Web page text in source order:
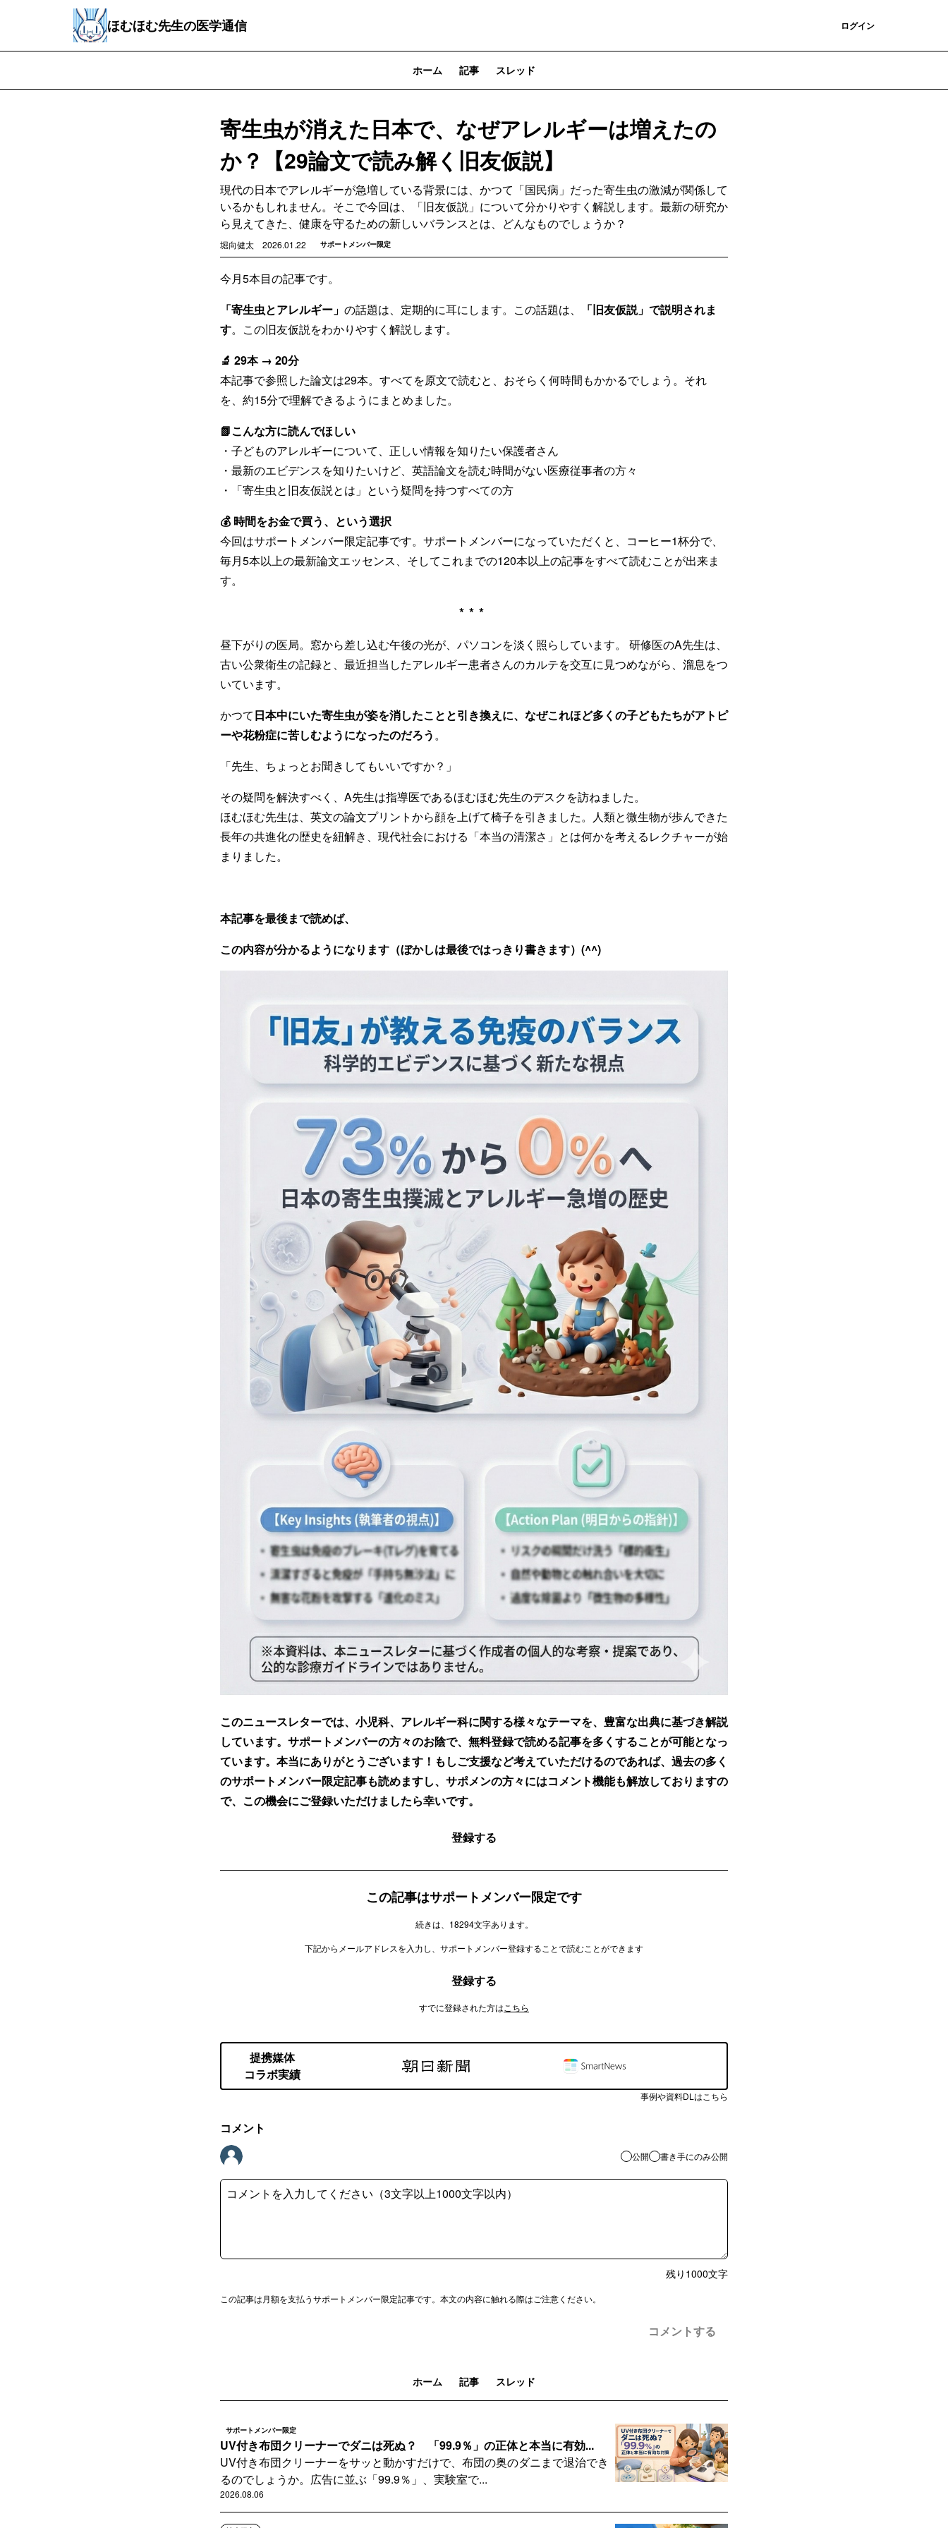
ほむほむ先生の医学通信 ログイン
ホーム 記事 スレッド
寄生虫が消えた日本で、なぜアレルギーは増えたの
か？【29論文で読み解く旧友仮説】
現代の日本でアレルギーが急増している背景には、かつて「国民病」だった寄生虫の激減が関係して
いるかもしれません。そこで今回は、「旧友仮説」について分かりやすく解説します。最新の研究か
ら見えてきた、健康を守るための新しいバランスとは、どんなものでしょうか？
堀向健太 2026.01.22 サポートメンバー限定
今月5本目の記事です。
「寄生虫とアレルギー」 の話題は、定期的に耳にします。この話題は、
「旧友仮説」で説明されま
す。この旧友仮説をわかりやすく解説します。
🔬 29本 → 20分
本記事で参照した論文は29本。すべてを原文で読むと、おそらく何時間もかかるでしょう。それ
を、約15分で理解できるようにまとめました。
📗こんな方に読んでほしい
・子どものアレルギーについて、正しい情報を知りたい保護者さん
・最新のエビデンスを知りたいけど、英語論文を読む時間がない医療従事者の方々
・「寄生虫と旧友仮説とは」という疑問を持つすべての方
💰 時間をお金で買う、という選択
今回はサポートメンバー限定記事です。サポートメンバーになっていただくと、コーヒー1杯分で、
毎月5本以上の最新論文エッセンス、そしてこれまでの120本以上の記事をすべて読むことが出来ま
す。
***
昼下がりの医局。窓から差し込む午後の光が、パソコンを淡く照らしています。 研修医のA先生は、
古い公衆衛生の記録と、最近担当したアレルギー患者さんのカルテを交互に見つめながら、溜息をつ
いています。
かつて日本中にいた寄生虫が姿を消したことと引き換えに、なぜこれほど多くの子どもたちがアトピ
ーや花粉症に苦しむようになったのだろう。
「先生、ちょっとお聞きしてもいいですか？」
その疑問を解決すべく、A先生は指導医であるほむほむ先生のデスクを訪ねました。
ほむほむ先生は、英文の論文プリントから顔を上げて椅子を引きました。人類と微生物が歩んできた
長年の共進化の歴史を紐解き、現代社会における「本当の清潔さ」とは何かを考えるレクチャーが始
まりました。
本記事を最後まで読めば、
この内容が分かるようになります（ぼかしは最後ではっきり書きます）(^^)
このニュースレターでは、小児科、アレルギー科に関する様々なテーマを、豊富な出典に基づき解説
しています。サポートメンバーの方々のお陰で、無料登録で読める記事を多くすることが可能となっ
ています。本当にありがとうございます！もしご支援など考えていただけるのであれば、過去の多く
のサポートメンバー限定記事も読めますし、サポメンの方々にはコメント機能も解放しておりますの
で、この機会にご登録いただけましたら幸いです。
登録する
この記事はサポートメンバー限定です
続きは、18294文字あります。
下記からメールアドレスを入力し、サポートメンバー登録することで読むことができます
登録する
すでに登録された方は こちら
提携媒体
コラボ実績
事例や資料DLはこちら
コメント
公開 書き手にのみ公開
残り 1000文字
この記事は月額を支払うサポートメンバー限定記事です。本文の内容に触れる際はご注意ください。
コメントする
ホーム 記事 スレッド
サポートメンバー限定
UV付き布団クリーナーでダニは死ぬ？ 「99.9％」の正体と本当に有効...
UV付き布団クリーナーをサッと動かすだけで、布団の奥のダニまで退治でき
るのでしょうか。広告に並ぶ「99.9％」、実験室で...
2026.08.06